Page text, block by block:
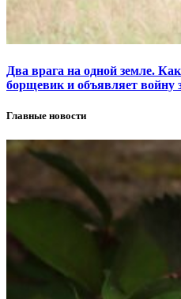
Два врага на одной земле.
борщевик и объявляет войну
Главные новости